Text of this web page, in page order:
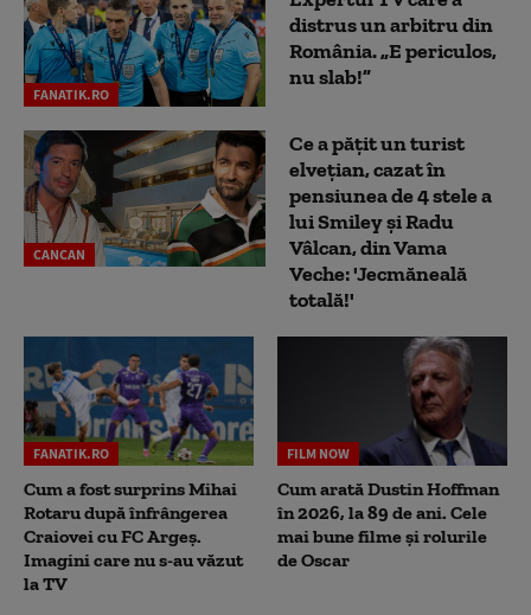
FANATIK.RO
distrus un arbitru din
România. „E periculos,
nu slab!”
CANCAN
Ce a pățit un turist
elvețian, cazat în
pensiunea de 4 stele a
lui Smiley și Radu
Vâlcan, din Vama
Veche: 'Jecmăneală
totală!'
FANATIK.RO
Cum a fost surprins Mihai
Rotaru după înfrângerea
Craiovei cu FC Argeș.
Imagini care nu s-au văzut
la TV
FILM NOW
Cum arată Dustin Hoffman
în 2026, la 89 de ani. Cele
mai bune filme și rolurile
de Oscar